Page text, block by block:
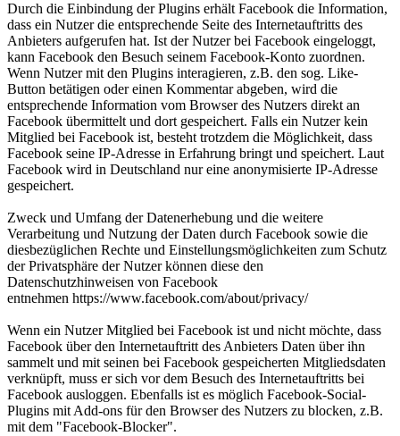
Durch die Einbindung der Plugins erhält Facebook die Information,
dass ein Nutzer die entsprechende Seite des Internetauftritts des
Anbieters aufgerufen hat. Ist der Nutzer bei Facebook eingeloggt,
kann Facebook den Besuch seinem Facebook-Konto zuordnen.
Wenn Nutzer mit den Plugins interagieren, z.B. den sog. Like-
Button betätigen oder einen Kommentar abgeben, wird die
entsprechende Information vom Browser des Nutzers direkt an
Facebook übermittelt und dort gespeichert. Falls ein Nutzer kein
Mitglied bei Facebook ist, besteht trotzdem die Möglichkeit, dass
Facebook seine IP-Adresse in Erfahrung bringt und speichert. Laut
Facebook wird in Deutschland nur eine anonymisierte IP-Adresse
gespeichert.
Zweck und Umfang der Datenerhebung und die weitere
Verarbeitung und Nutzung der Daten durch Facebook sowie die
diesbezüglichen Rechte und Einstellungsmöglichkeiten zum Schutz
der Privatsphäre der Nutzer können diese den
Datenschutzhinweisen von Facebook
entnehmen https://www.facebook.com/about/privacy/
Wenn ein Nutzer Mitglied bei Facebook ist und nicht möchte, dass
Facebook über den Internetauftritt des Anbieters Daten über ihn
sammelt und mit seinen bei Facebook gespeicherten Mitgliedsdaten
verknüpft, muss er sich vor dem Besuch des Internetauftritts bei
Facebook ausloggen. Ebenfalls ist es möglich Facebook-Social-
Plugins mit Add-ons für den Browser des Nutzers zu blocken, z.B.
mit dem "Facebook-Blocker".